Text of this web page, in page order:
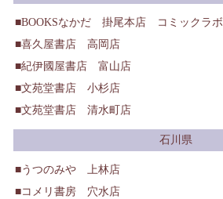
BOOKSなかだ 掛尾本店 コミックラボ
喜久屋書店 高岡店
紀伊國屋書店 富山店
文苑堂書店 小杉店
文苑堂書店 清水町店
石川県
うつのみや 上林店
コメリ書房 穴水店